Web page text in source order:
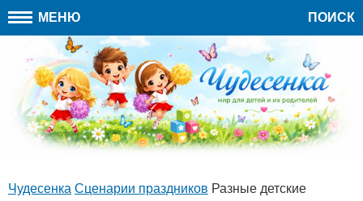
МЕНЮ ПОИСК
Чудесенка Сценарии праздников Разные детские